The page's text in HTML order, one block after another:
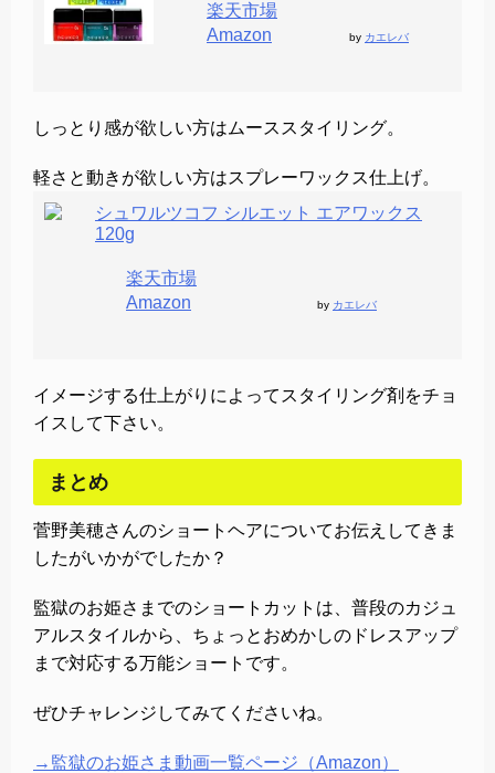
楽天市場
Amazon
by カエレバ
しっとり感が欲しい方はムーススタイリング。
軽さと動きが欲しい方はスプレーワックス仕上げ。
シュワルツコフ シルエット エアワックス
120g
楽天市場
Amazon
by カエレバ
イメージする仕上がりによってスタイリング剤をチョ
イスして下さい。
まとめ
菅野美穂さんのショートヘアについてお伝えしてきま
したがいかがでしたか？
監獄のお姫さまでのショートカットは、普段のカジュ
アルスタイルから、ちょっとおめかしのドレスアップ
まで対応する万能ショートです。
ぜひチャレンジしてみてくださいね。
→監獄のお姫さま動画一覧ページ（Amazon）